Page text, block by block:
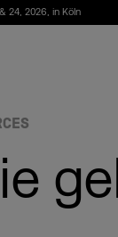
24, 2026, in Köln